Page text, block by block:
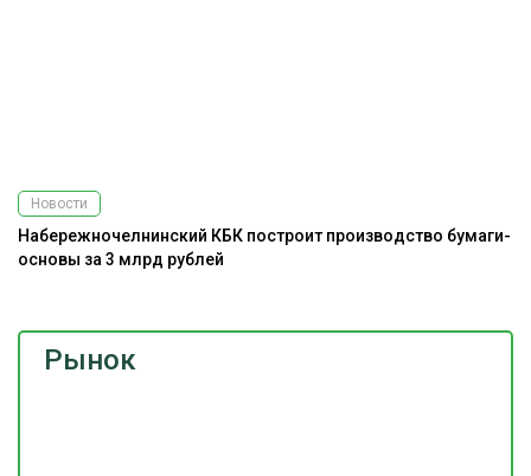
Рынок
Новости
Набережночелнинский КБК построит производство бумаги-
основы за 3 млрд рублей